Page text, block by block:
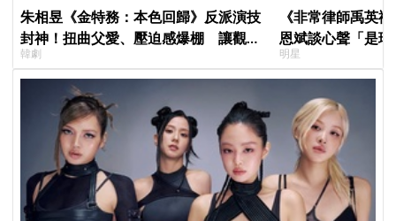
朱相昱《金特務：本色回歸》反派演技
封神！扭曲父愛、壓迫感爆棚 讓觀眾
毛骨悚然
韓劇
《非常律師禹英
恩斌談心聲「是
言：必須有足夠
明星